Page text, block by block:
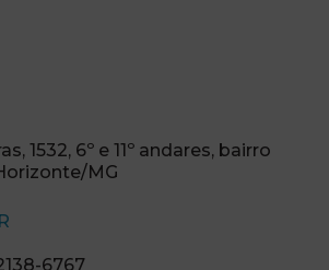
1532, 6º e 11º andares, bairro
MG
6767